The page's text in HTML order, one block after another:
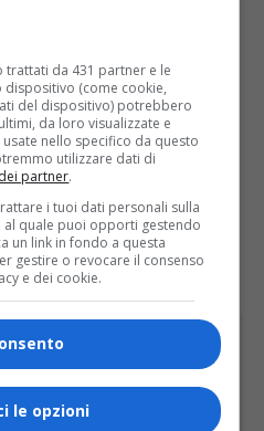
a cui hanno
artistico
organizzativo
e assessore
, è stata
dell’offerta artistica
da 431 partner e le
(come cookie,
del dispositivo) potrebbero
da loro visualizzate e
nello specifico da questo
utilizzare dati di
partner.
i tuoi dati personali sulla
quale puoi opporti gestendo
un link in fondo a questa
gestire o revocare il consenso
e dei cookie.
le opzioni